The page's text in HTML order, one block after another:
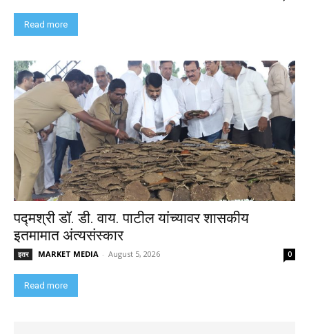
Read more
पद्मश्री डॉ. डी. वाय. पाटील यांच्यावर शासकीय
इतमामात अंत्यसंस्कार
इतर MARKET MEDIA - August 5, 2026 0
Read more